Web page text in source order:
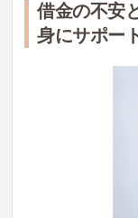
借金の不安
身にサポー